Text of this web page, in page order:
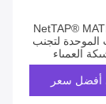
NetTAP®
الموحدة لتجنب
العمياء
سعر